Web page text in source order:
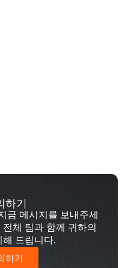
하기
금 메시지를 보내주세
체 팀과 함께 귀하의
해 드립니다.
하기